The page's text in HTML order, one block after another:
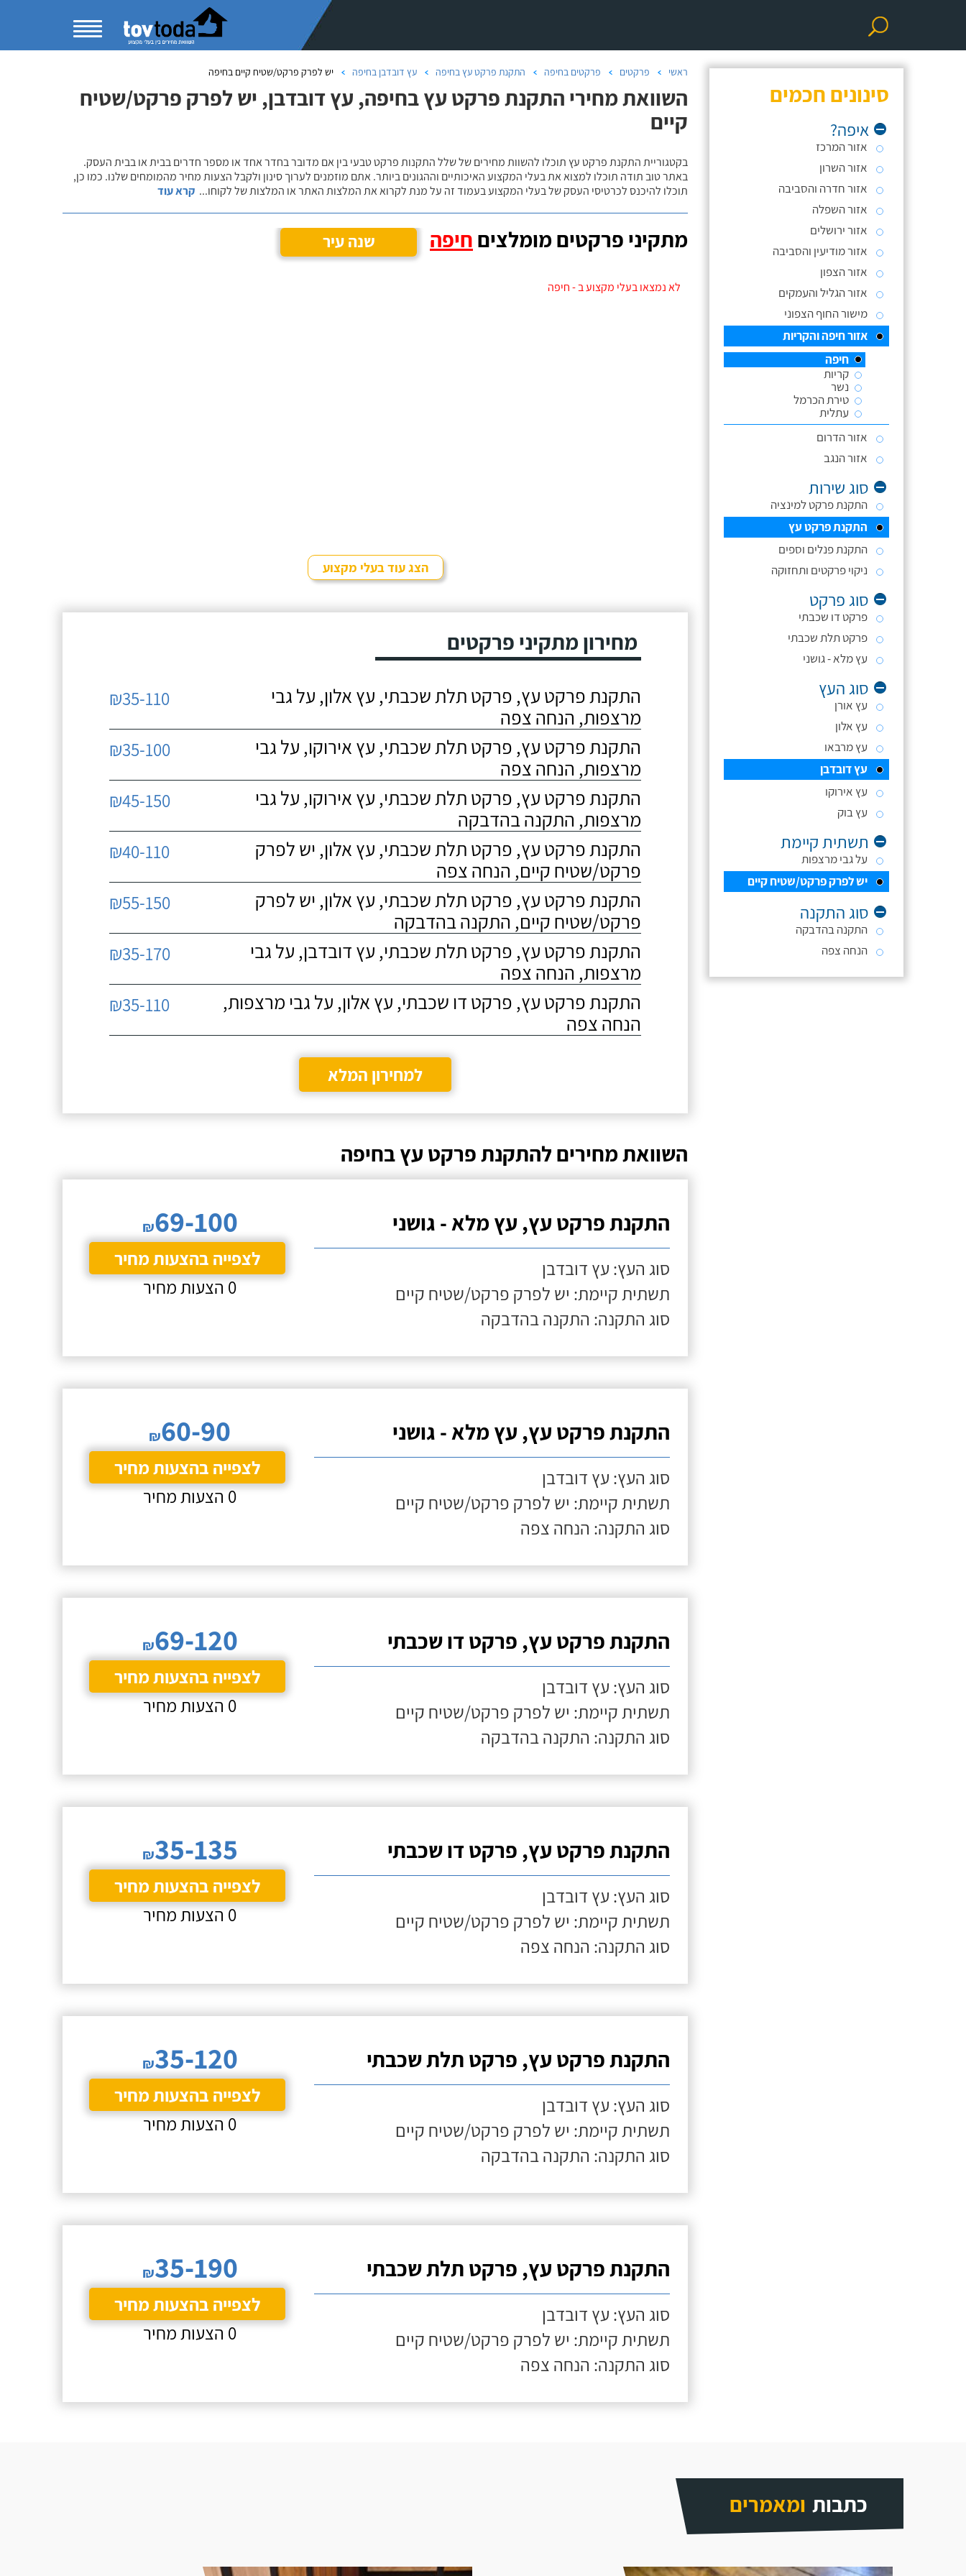
סינונים חכמים
איפה?
אזור המרכז
אזור השרון
אזור חדרה והסביבה
אזור השפלה
אזור ירושלים
אזור מודיעין והסביבה
אזור הצפון
אזור הגליל והעמקים
מישור החוף הצפוני
אזור חיפה והקריות
חיפה
קריות
נשר
טירת הכרמל
עתלית
אזור הדרום
אזור הנגב
סוג שירות
התקנת פרקט למינציה
התקנת פרקט עץ
התקנת פנלים וספים
ניקוי פרקטים ותחזוקה
סוג פרקט
פרקט דו שכבתי
פרקט תלת שכבתי
עץ מלא - גושני
סוג העץ
עץ אורן
עץ אלון
עץ מרבאו
עץ דובדבן
עץ אירוקו
עץ בוק
תשתית קיימת
על גבי מרצפות
יש לפרק פרקט/שטיח קיים
סוג התקנה
התקנה בהדבקה
הנחה צפה
ראשי פרקטים פרקטים בחיפה התקנת פרקט עץ בחיפה עץ דובדבן בחיפה יש לפרק פרקט/שטיח קיים בחיפה
השוואת מחירי התקנת פרקט עץ בחיפה, עץ דובדבן, יש לפרק פרקט/שטיח
קיים
בקטגוריית התקנת פרקט עץ תוכלו להשוות מחירים של שלל התקנות פרקט טבעי בין אם מדובר בחדר אחד או מספר חדרים בבית או בבית העסק.
באתר טוב תודה תוכלו למצוא את בעלי המקצוע האיכותיים וההגונים ביותר. אתם מוזמנים לערוך סינון ולקבל הצעות מחיר מהמומחים שלנו. כמו כן,
תוכלו להיכנס לכרטיסי העסק של בעלי המקצוע בעמוד זה על מנת לקרוא את המלצות האתר או המלצות של לקוחו... קרא עוד
מתקיני פרקטים מומלצים חיפה שנה עיר
לא נמצאו בעלי מקצוע ב - חיפה
הצג עוד בעלי מקצוע
מחירון מתקיני פרקטים
התקנת פרקט עץ, פרקט תלת שכבתי, עץ אלון, על גבי
מרצפות, הנחה צפה
₪35-110
התקנת פרקט עץ, פרקט תלת שכבתי, עץ אירוקו, על גבי
מרצפות, הנחה צפה
₪35-100
התקנת פרקט עץ, פרקט תלת שכבתי, עץ אירוקו, על גבי
מרצפות, התקנה בהדבקה
₪45-150
התקנת פרקט עץ, פרקט תלת שכבתי, עץ אלון, יש לפרק
פרקט/שטיח קיים, הנחה צפה
₪40-110
התקנת פרקט עץ, פרקט תלת שכבתי, עץ אלון, יש לפרק
פרקט/שטיח קיים, התקנה בהדבקה
₪55-150
התקנת פרקט עץ, פרקט תלת שכבתי, עץ דובדבן, על גבי
מרצפות, הנחה צפה
₪35-170
התקנת פרקט עץ, פרקט דו שכבתי, עץ אלון, על גבי מרצפות,
הנחה צפה
₪35-110
למחירון המלא
השוואת מחירים להתקנת פרקט עץ בחיפה
התקנת פרקט עץ, עץ מלא - גושני
סוג העץ: עץ דובדבן
תשתית קיימת: יש לפרק פרקט/שטיח קיים
סוג התקנה: התקנה בהדבקה
₪69-100
לצפייה בהצעות מחיר
0 הצעות מחיר
התקנת פרקט עץ, עץ מלא - גושני
סוג העץ: עץ דובדבן
תשתית קיימת: יש לפרק פרקט/שטיח קיים
סוג התקנה: הנחה צפה
₪60-90
לצפייה בהצעות מחיר
0 הצעות מחיר
התקנת פרקט עץ, פרקט דו שכבתי
סוג העץ: עץ דובדבן
תשתית קיימת: יש לפרק פרקט/שטיח קיים
סוג התקנה: התקנה בהדבקה
₪69-120
לצפייה בהצעות מחיר
0 הצעות מחיר
התקנת פרקט עץ, פרקט דו שכבתי
סוג העץ: עץ דובדבן
תשתית קיימת: יש לפרק פרקט/שטיח קיים
סוג התקנה: הנחה צפה
₪35-135
לצפייה בהצעות מחיר
0 הצעות מחיר
התקנת פרקט עץ, פרקט תלת שכבתי
סוג העץ: עץ דובדבן
תשתית קיימת: יש לפרק פרקט/שטיח קיים
סוג התקנה: התקנה בהדבקה
₪35-120
לצפייה בהצעות מחיר
0 הצעות מחיר
התקנת פרקט עץ, פרקט תלת שכבתי
סוג העץ: עץ דובדבן
תשתית קיימת: יש לפרק פרקט/שטיח קיים
סוג התקנה: הנחה צפה
₪35-190
לצפייה בהצעות מחיר
0 הצעות מחיר
כתבות ומאמרים